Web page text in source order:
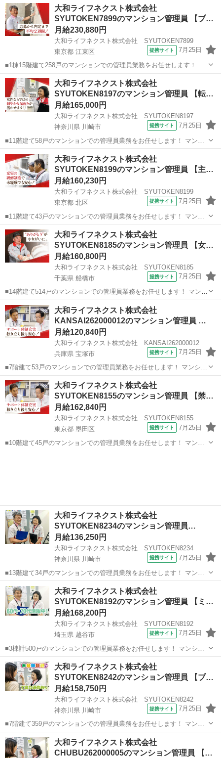
大和ライフネクスト株式会社
SYUTOKEN7899のマンション管理員 【ブ
ラ…
月給230,880円
大和ライフネクスト株式会社 SYUTOKEN7899
東京都 江東区
提携サイト 7月25日
■1棟15階建て258戸のマンションでの管理員業務をお任せします！ マ
ンションにお住まいの方々の快適な暮らしを支える大切な仕事です。
具体的には ・受付業務（来訪者の応対、お住まいのお客様からのお問
い合わせ・ご相談など） ...
東京 江東区 マンション管理
大和ライフネクスト株式会社
SYUTOKEN8197のマンション管理員 【転
勤…
月給165,000円
大和ライフネクスト株式会社 SYUTOKEN8197
神奈川県 川崎市
提携サイト 7月25日
■11階建て58戸のマンションでの管理員業務をお任せします！ マンシ
ョンにお住まいの方々の快適な暮らしを支える大切な仕事です。 具体
的には ・受付業務（来訪者の応対、お住まいのお客様からのお問い合
わせ・ご相談など） ・共用...
神奈川 川崎市 マンション管理
大和ライフネクスト株式会社
SYUTOKEN8199のマンション管理員 【主
婦…
月給160,230円
大和ライフネクスト株式会社 SYUTOKEN8199
東京都 北区
提携サイト 7月25日
■11階建て43戸のマンションでの管理員業務をお任せします！ マンシ
ョンにお住まいの方々の快適な暮らしを支える大切な仕事です。 具体
的には ・受付業務（来訪者の応対、お住まいのお客様からのお問い合
わせ・ご相談など） ・共用...
東京 北区 マンション管理
大和ライフネクスト株式会社
SYUTOKEN8185のマンション管理員 【女
性…
月給160,800円
大和ライフネクスト株式会社 SYUTOKEN8185
千葉県 船橋市
提携サイト 7月25日
■14階建て514戸のマンションでの管理員業務をお任せします！ マンシ
ョンにお住まいの方々の快適な暮らしを支える大切な仕事です。 具体
的には ・受付業務（来訪者の応対、お住まいのお客様からのお問い合
わせ・ご相談など） ・共...
千葉 船橋市 マンション管理
大和ライフネクスト株式会社
KANSAI262000012のマンション管理員 …
月給120,840円
大和ライフネクスト株式会社 KANSAI262000012
兵庫県 宝塚市
提携サイト 7月25日
■7階建て53戸のマンションでの管理員業務をお任せします！ マンショ
ンにお住まいの方々の快適な暮らしを支える大切な仕事です。 具体的
には ・共用部分の清掃（エントランス・エレベーター内・廊下・階
段・ゴミ置場など） ・受付業...
兵庫 宝塚市 マンション管理
大和ライフネクスト株式会社
SYUTOKEN8155のマンション管理員 【禁
煙…
月給162,840円
大和ライフネクスト株式会社 SYUTOKEN8155
東京都 墨田区
提携サイト 7月25日
■10階建て45戸のマンションでの管理員業務をお任せします！ マンシ
大和ライフネクスト株式会社
SYUTOKEN8234のマンション管理員
【We…
月給136,250円
大和ライフネクスト株式会社 SYUTOKEN8234
神奈川県 川崎市
提携サイト 7月25日
■13階建て34戸のマンションでの管理員業務をお任せします！ マンシ
ョンにお住まいの方々の快適な暮らしを支える大切な仕事です。 具体
的には ・受付業務（来訪者の応対、お住まいのお客様からのお問い合
わせ・ご相談など） ・共用...
神奈川 川崎市 マンション管理
大和ライフネクスト株式会社
SYUTOKEN8192のマンション管理員 【ミ
ド…
月給168,200円
大和ライフネクスト株式会社 SYUTOKEN8192
埼玉県 越谷市
提携サイト 7月25日
■3棟計500戸のマンションでの管理員業務をお任せします！ マンショ
ンにお住まいの方々の快適な暮らしを支える大切な仕事です。 具体的
には ・受付業務（来訪者の応対、お住まいのお客様からのお問い合わ
せ・ご相談など） ・共用部...
埼玉 越谷市 マンション管理
大和ライフネクスト株式会社
SYUTOKEN8242のマンション管理員 【ブ
ラ…
月給158,750円
大和ライフネクスト株式会社 SYUTOKEN8242
神奈川県 川崎市
提携サイト 7月25日
■7階建て359戸のマンションでの管理員業務をお任せします！ マンシ
ョンにお住まいの方々の快適な暮らしを支える大切な仕事です。 具体
的には ・受付業務（来訪者の応対、お住まいのお客様からのお問い合
わせ・ご相談など） ・共用...
神奈川 川崎市 マンション管理
大和ライフネクスト株式会社
CHUBU262000005のマンション管理員 【…